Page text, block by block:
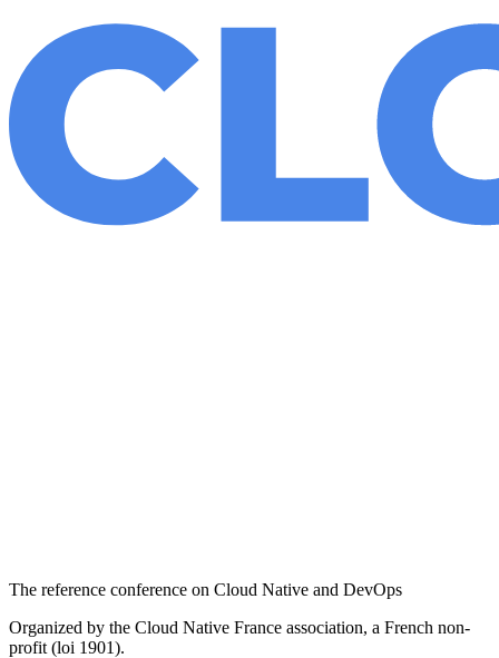
The reference conference on Cloud Native and DevOps
Organized by the Cloud Native France association, a French non-
profit (loi 1901).